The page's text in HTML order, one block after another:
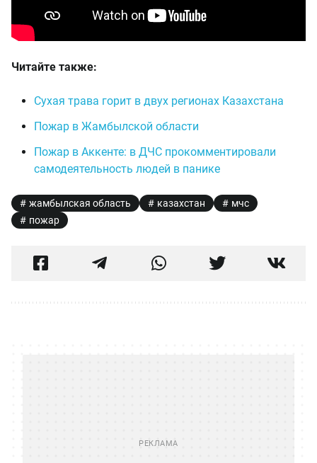
Читайте также:
Сухая трава горит в двух регионах Казахстана
Пожар в Жамбылской области
Пожар в Аккенте: в ДЧС прокомментировали
самодеятельность людей в панике
жамбылская область казахстан
мчс
пожар